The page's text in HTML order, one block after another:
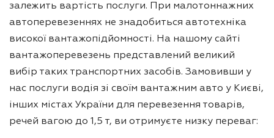
залежить вартість послуги. При малотоннажних
автоперевезеннях не знадобиться автотехніка
високої вантажопідйомності. На нашому сайті
вантажоперевезень представлений великий
вибір таких транспортних засобів. Замовивши у
нас послуги водія зі своїм вантажним авто у Києві,
інших містах України для перевезення товарів,
речей вагою до 1,5 т, ви отримуєте низку переваг: